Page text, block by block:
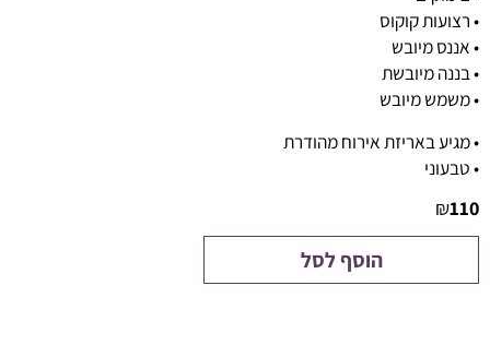
• רצועות קוקוס
• אננס מיובש
• בננה מיובשת
• משמש מיובש
• מגיע באריזת אירוח מהודרת
• טבעוני
110
₪
הוסף לסל